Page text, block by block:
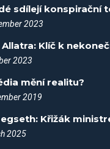
2023
2023
mění realitu?
2019
2025